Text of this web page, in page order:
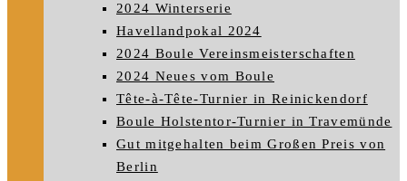
2024 Winterserie
Havellandpokal 2024
2024 Boule Vereinsmeisterschaften
2024 Neues vom Boule
Tête-à-Tête-Turnier in Reinickendorf
Boule Holstentor-Turnier in Travemünde
Gut mitgehalten beim Großen Preis von
Berlin